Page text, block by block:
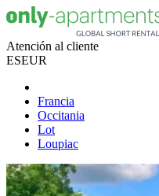
Atención al cliente
ESEUR
Francia
Occitania
Lot
Loupiac